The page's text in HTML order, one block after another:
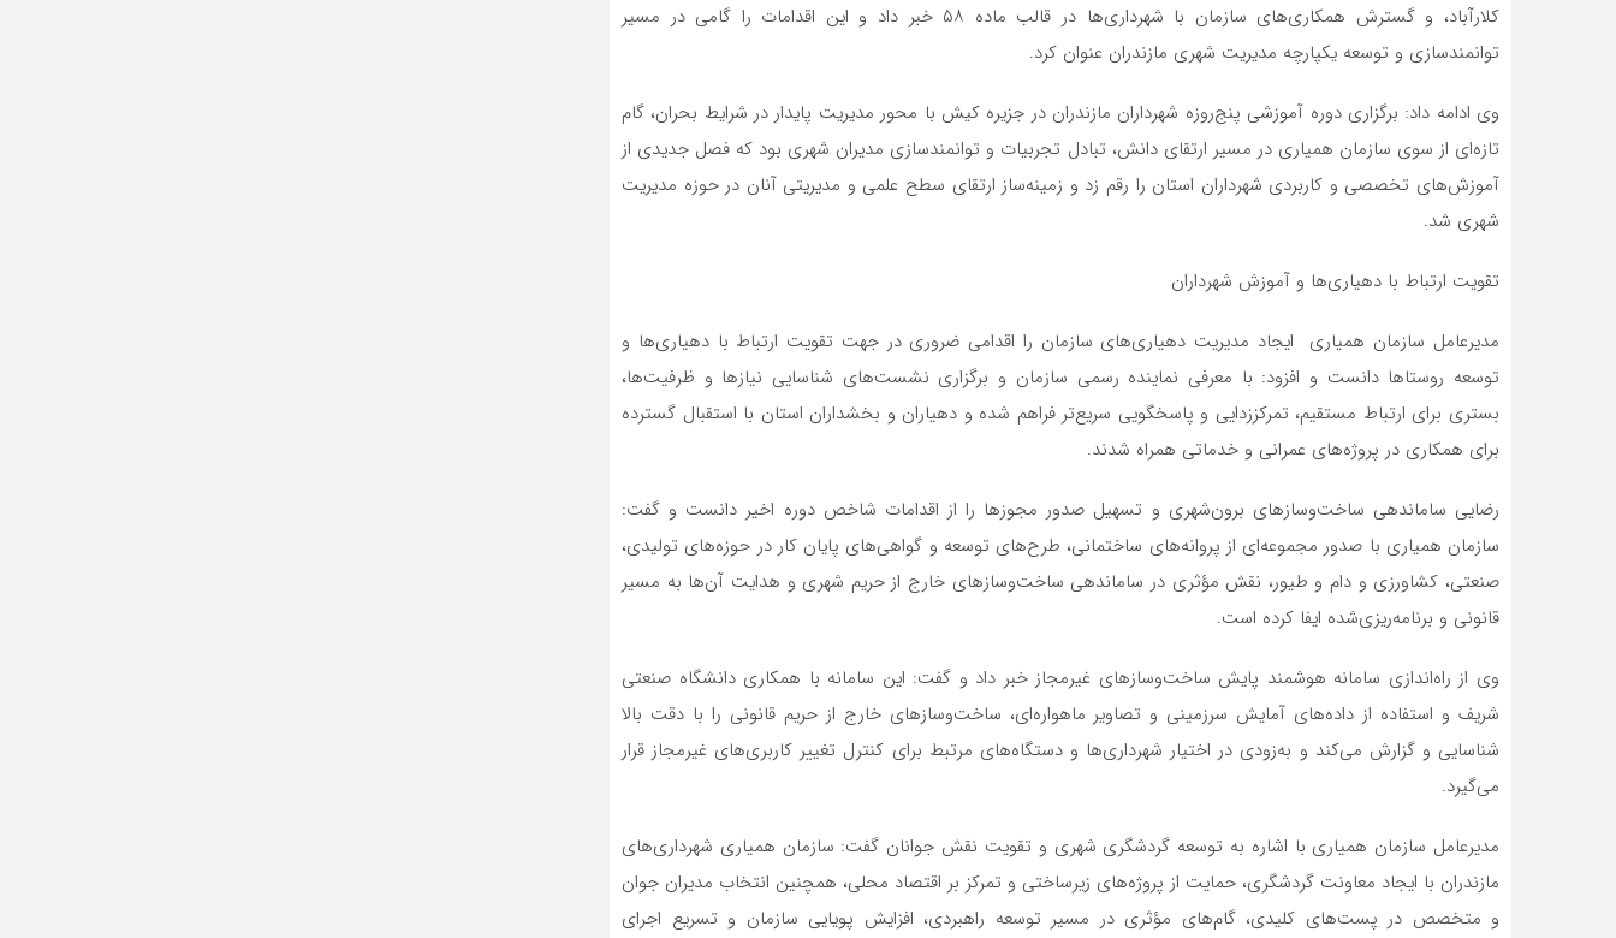
کلارآباد، و گسترش همکاری‌های سازمان با شهرداری‌ها در قالب ماده ۵۸ خبر داد و این اقدامات را گامی در مسیر
توانمندسازی و توسعه یکپارچه مدیریت شهری مازندران عنوان کرد.
وی ادامه داد: برگزاری دوره آموزشی پنج‌روزه شهرداران مازندران در جزیره کیش با محور مدیریت پایدار در شرایط بحران، گام
تازه‌ای از سوی سازمان همیاری در مسیر ارتقای دانش، تبادل تجربیات و توانمندسازی مدیران شهری بود که فصل جدیدی از
آموزش‌های تخصصی و کاربردی شهرداران استان را رقم زد و زمینه‌ساز ارتقای سطح علمی و مدیریتی آنان در حوزه مدیریت
شهری شد.
تقویت ارتباط با دهیاری‌ها و آموزش شهرداران
مدیرعامل سازمان همیاری ایجاد مدیریت دهیاری‌های سازمان را اقدامی ضروری در جهت تقویت ارتباط با دهیاری‌ها و
توسعه روستاها دانست و افزود: با معرفی نماینده رسمی سازمان و برگزاری نشست‌های شناسایی نیازها و ظرفیت‌ها،
بستری برای ارتباط مستقیم، تمرکززدایی و پاسخگویی سریع‌تر فراهم شده و دهیاران و بخشداران استان با استقبال گسترده
برای همکاری در پروژه‌های عمرانی و خدماتی همراه شدند.
رضایی ساماندهی ساخت‌وسازهای برون‌شهری و تسهیل صدور مجوزها را از اقدامات شاخص دوره اخیر دانست و گفت:
سازمان همیاری با صدور مجموعه‌ای از پروانه‌های ساختمانی، طرح‌های توسعه و گواهی‌های پایان کار در حوزه‌های تولیدی،
صنعتی، کشاورزی و دام و طیور، نقش مؤثری در ساماندهی ساخت‌وسازهای خارج از حریم شهری و هدایت آن‌ها به مسیر
قانونی و برنامه‌ریزی‌شده ایفا کرده است.
وی از راه‌اندازی سامانه هوشمند پایش ساخت‌وسازهای غیرمجاز خبر داد و گفت: این سامانه با همکاری دانشگاه صنعتی
شریف و استفاده از داده‌های آمایش سرزمینی و تصاویر ماهواره‌ای، ساخت‌وسازهای خارج از حریم قانونی را با دقت بالا
شناسایی و گزارش می‌کند و به‌زودی در اختیار شهرداری‌ها و دستگاه‌های مرتبط برای کنترل تغییر کاربری‌های غیرمجاز قرار
می‌گیرد.
مدیرعامل سازمان همیاری با اشاره به توسعه گردشگری شهری و تقویت نقش جوانان گفت: سازمان همیاری شهرداری‌های
مازندران با ایجاد معاونت گردشگری، حمایت از پروژه‌های زیرساختی و تمرکز بر اقتصاد محلی، همچنین انتخاب مدیران جوان
و متخصص در پست‌های کلیدی، گام‌های مؤثری در مسیر توسعه راهبردی، افزایش پویایی سازمان و تسریع اجرای